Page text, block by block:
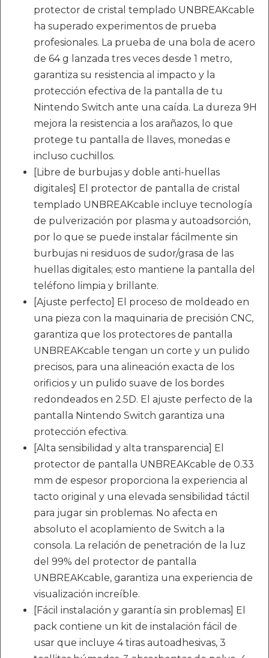
protector de cristal templado UNBREAKcable
ha superado experimentos de prueba
profesionales. La prueba de una bola de acero
de 64 g lanzada tres veces desde 1 metro,
garantiza su resistencia al impacto y la
protección efectiva de la pantalla de tu
Nintendo Switch ante una caída. La dureza 9H
mejora la resistencia a los arañazos, lo que
protege tu pantalla de llaves, monedas e
incluso cuchillos.
[Libre de burbujas y doble anti-huellas
digitales] El protector de pantalla de cristal
templado UNBREAKcable incluye tecnología
de pulverización por plasma y autoadsorción,
por lo que se puede instalar fácilmente sin
burbujas ni residuos de sudor/grasa de las
huellas digitales; esto mantiene la pantalla del
teléfono limpia y brillante.
[Ajuste perfecto] El proceso de moldeado en
una pieza con la maquinaria de precisión CNC,
garantiza que los protectores de pantalla
UNBREAKcable tengan un corte y un pulido
precisos, para una alineación exacta de los
orificios y un pulido suave de los bordes
redondeados en 2.5D. El ajuste perfecto de la
pantalla Nintendo Switch garantiza una
protección efectiva.
[Alta sensibilidad y alta transparencia] El
protector de pantalla UNBREAKcable de 0.33
mm de espesor proporciona la experiencia al
tacto original y una elevada sensibilidad táctil
para jugar sin problemas. No afecta en
absoluto el acoplamiento de Switch a la
consola. La relación de penetración de la luz
del 99% del protector de pantalla
UNBREAKcable, garantiza una experiencia de
visualización increíble.
[Fácil instalación y garantía sin problemas] El
pack contiene un kit de instalación fácil de
usar que incluye 4 tiras autoadhesivas, 3